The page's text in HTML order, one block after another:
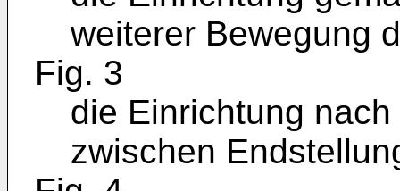
weiterer Bewegung
Fig. 3
die Einrichtung
zwischen